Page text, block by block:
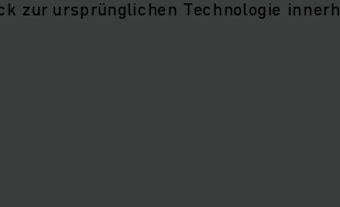
zur ursprünglichen Technologie